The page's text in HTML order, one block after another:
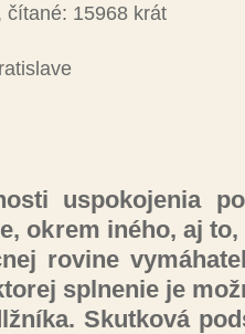
čítané: 15968 krát
us­po­ko­je­nia
ok­rem iné­ho, aj
ro­vi­ne
spl­ne­nie je
Skut­ko­vá